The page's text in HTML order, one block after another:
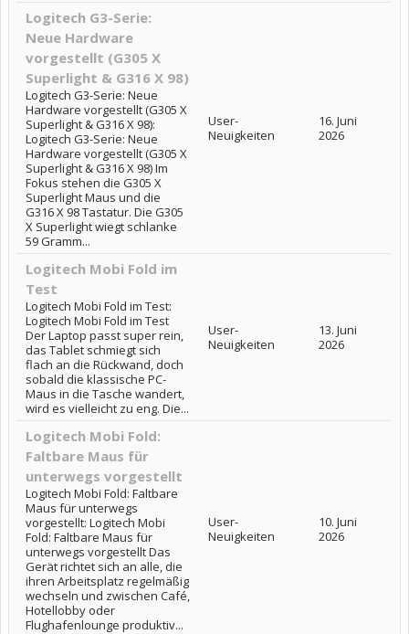
Logitech G3-Serie:
Neue Hardware
vorgestellt (G305 X
Superlight & G316 X 98)
Logitech G3-Serie: Neue
Hardware vorgestellt (G305 X
Superlight & G316 X 98):
Logitech G3-Serie: Neue
Hardware vorgestellt (G305 X
Superlight & G316 X 98) Im
Fokus stehen die G305 X
Superlight Maus und die
G316 X 98 Tastatur. Die G305
X Superlight wiegt schlanke
59 Gramm...
User-
Neuigkeiten
16. Juni
2026
Logitech Mobi Fold im
Test
Logitech Mobi Fold im Test:
Logitech Mobi Fold im Test
Der Laptop passt super rein,
das Tablet schmiegt sich
flach an die Rückwand, doch
sobald die klassische PC-
Maus in die Tasche wandert,
wird es vielleicht zu eng. Die...
User-
Neuigkeiten
13. Juni
2026
Logitech Mobi Fold:
Faltbare Maus für
unterwegs vorgestellt
Logitech Mobi Fold: Faltbare
Maus für unterwegs
vorgestellt: Logitech Mobi
Fold: Faltbare Maus für
unterwegs vorgestellt Das
Gerät richtet sich an alle, die
ihren Arbeitsplatz regelmäßig
wechseln und zwischen Café,
Hotellobby oder
Flughafenlounge produktiv...
User-
Neuigkeiten
10. Juni
2026